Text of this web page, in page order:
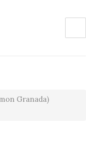
Granada)